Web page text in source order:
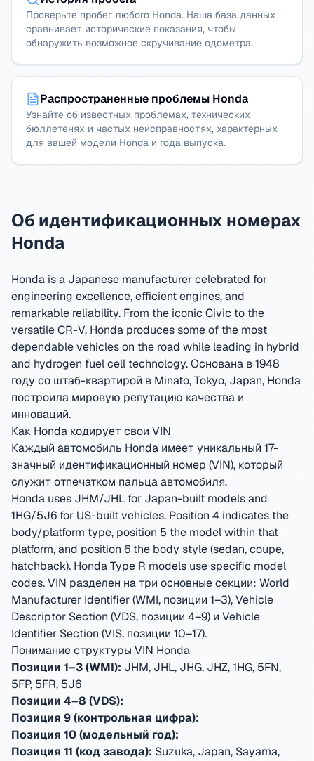
Проверьте пробег любого Honda. Наша база данных
сравнивает исторические показания, чтобы
обнаружить возможное скручивание одометра.
Распространенные проблемы Honda
Узнайте об известных проблемах, технических
бюллетенях и частых неисправностях, характерных
для вашей модели Honda и года выпуска.
Об идентификационных номерах
Honda
Honda is a Japanese manufacturer celebrated for
engineering excellence, efficient engines, and
remarkable reliability. From the iconic Civic to the
versatile CR-V, Honda produces some of the most
dependable vehicles on the road while leading in hybrid
and hydrogen fuel cell technology.Основана в 1948
году со штаб-квартирой в Minato, Tokyo, Japan, Honda
построила мировую репутацию качества и
инноваций.
Как Honda кодирует свои VIN
Каждый автомобиль Honda имеет уникальный 17-
значный идентификационный номер (VIN), который
служит отпечатком пальца автомобиля.
Honda uses JHM/JHL for Japan-built models and
1HG/5J6 for US-built vehicles. Position 4 indicates the
body/platform type, position 5 the model within that
platform, and position 6 the body style (sedan, coupe,
hatchback). Honda Type R models use specific model
codes.VIN разделен на три основные секции: World
Manufacturer Identifier (WMI, позиции 1–3), Vehicle
Descriptor Section (VDS, позиции 4–9) и Vehicle
Identifier Section (VIS, позиции 10–17).
Понимание структуры VIN Honda
Позиции 1–3 (WMI): JHM, JHL, JHG, JHZ, 1HG, 5FN,
5FP, 5FR, 5J6
Позиции 4–8 (VDS):
Позиция 9 (контрольная цифра):
Позиция 10 (модельный год):
Позиция 11 (код завода): Suzuka, Japan, Sayama,